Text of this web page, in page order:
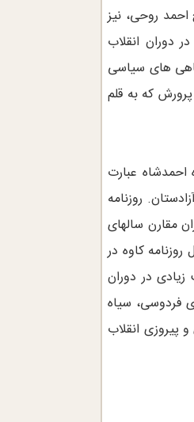
روحی، نیز
دوران انقلاب
های سیاسی
که به قلم
احمدشاه عبارت
روزنامه
مقارن سالهای
کاوه در
در دوران
فردوسی، سیاه
پیروزی انقلاب